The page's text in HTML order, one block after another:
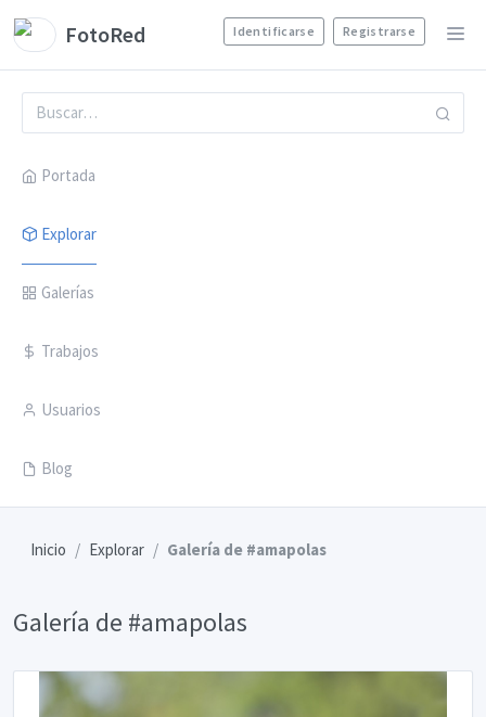
FotoRed Identificarse Registrarse
Portada
Explorar
Galerías
Trabajos
Usuarios
Blog
Inicio Explorar Galería de #amapolas
Galería de #amapolas